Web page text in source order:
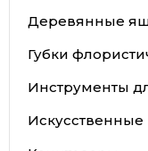
Деревянные
Губки
Инструменты